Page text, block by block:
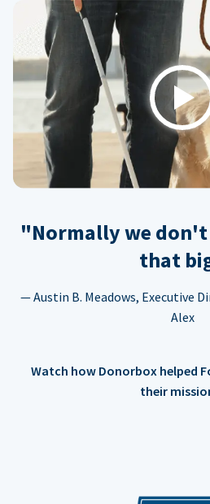
Play
"Normally we
that
— Austin B. Meadows, Executive
Alex
Watch how Donorbox helped
their